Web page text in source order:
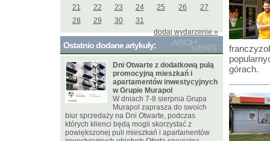
górach.
21
22 23 24 25 26
27
28
29 30
31
dodaj wydarzenie »
Ostatnio dodane artykuły:
Dni Otwarte z dodatkową pulą
promocyjną mieszkań i
apartamentów inwestycyjnych
w Grupie Murapol
W dniach 7-8 sierpnia Grupa
Murapol zaprasza do swoich
biur sprzedaży na Dni Otwarte, podczas
których klienci będą mogli skorzystać z
powiększonej puli mieszkań i apartamentów